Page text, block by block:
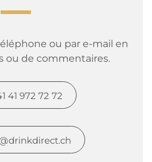
ou par e-mail en
ou de commentaires.
41 972 72 72